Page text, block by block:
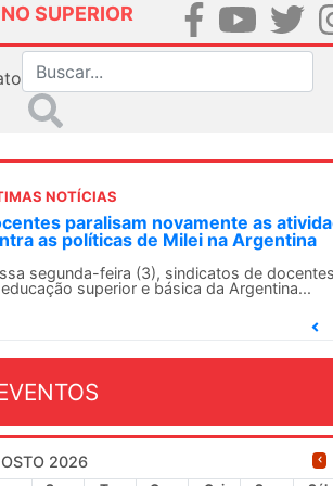
SUPERIOR
NOTÍCIAS
as atividades
na Argentina
de docentes
da Argentina...
ANDES-SN
13 de agosto
O ANDES-SN
2026